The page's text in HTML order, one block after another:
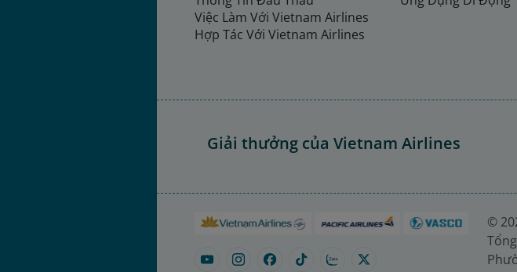
Việc Làm Với Vietnam Airlines
Hợp Tác Với Vietnam Airlines
Giải thưởng của Vietnam Airlines
©